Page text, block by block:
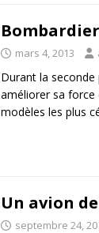
mars 4, 2013
Durant la
améliorer sa force
modèles les plus
Un avion
septembre 24,